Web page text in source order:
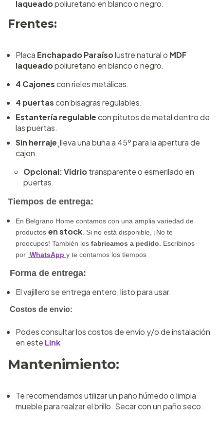
laqueadopoliuretano en blanco o negro.
Frentes:
Placa Enchapado Paraísolustre natural o MDF
laqueadopoliuretano en blanco o negro.
4 Cajonescon rieles metálicas.
4 puertascon bisagras regulables.
Estantería regulablecon pitutos de metal dentro de
las puertas.
Sin herraje ¸lleva una buña a 45º para la apertura de
cajon.
Opcional: Vidriotransparente o esmerilado en
puertas.
Tiempos de entrega:
En Belgrano Home contamos con una amplia variedad de
productos en stock . Si no está disponible, ¡No te
preocupes! También los fabricamos a pedido. Escribinos
por WhatsApp y te contamos los tiempos
Forma de entrega:
El vajillero se entrega entero, listo para usar.
Costos de envio:
Podes consultar los costos de envío y/o de instalación
en este Link
Mantenimiento:
Te recomendamos utilizar un paño húmedo o limpia
mueble para realzar el brillo. Secar con un paño seco.